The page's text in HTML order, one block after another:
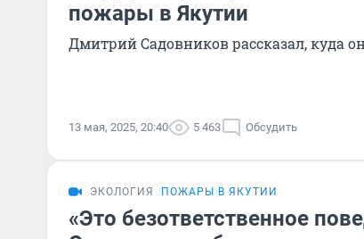
пожары в Якутии
Дмитрий Садовников рассказал, куда
13 мая, 2025, 20:40 5 463 Обсудить
ЭКОЛОГИЯ ПОЖАРЫ В ЯКУТИИ
«Это безответственное